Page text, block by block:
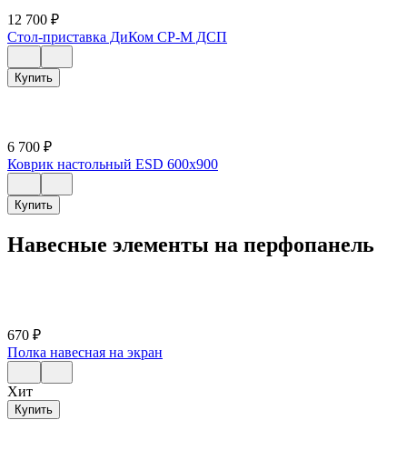
12 700 ₽
Стол-приставка ДиКом СР-М ДСП
Купить
6 700 ₽
Коврик настольный ESD 600х900
Купить
Навесные элементы на перфопанель
670 ₽
Полка навесная на экран
Хит
Купить